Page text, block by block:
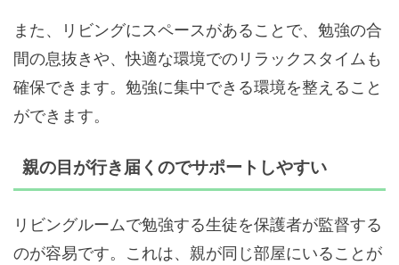
また、リビングにスペースがあることで、勉強の合
間の息抜きや、快適な環境でのリラックスタイムも
確保できます。勉強に集中できる環境を整えること
ができます。
親の目が行き届くのでサポートしやすい
リビングルームで勉強する生徒を保護者が監督する
のが容易です。これは、親が同じ部屋にいることが